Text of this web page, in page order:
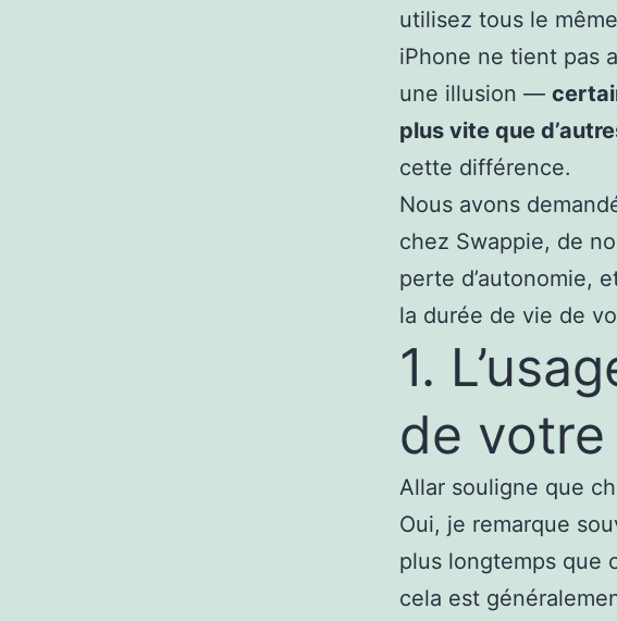
utilisez tous le
iPhone ne tient pas
une illusion —
plus vite que
cette différence.
Nous avons
chez Swappie, de
perte d’autonomie,
la durée de vie de
1.
de
Allar souligne que
Oui, je remarque
plus longtemps que
cela est